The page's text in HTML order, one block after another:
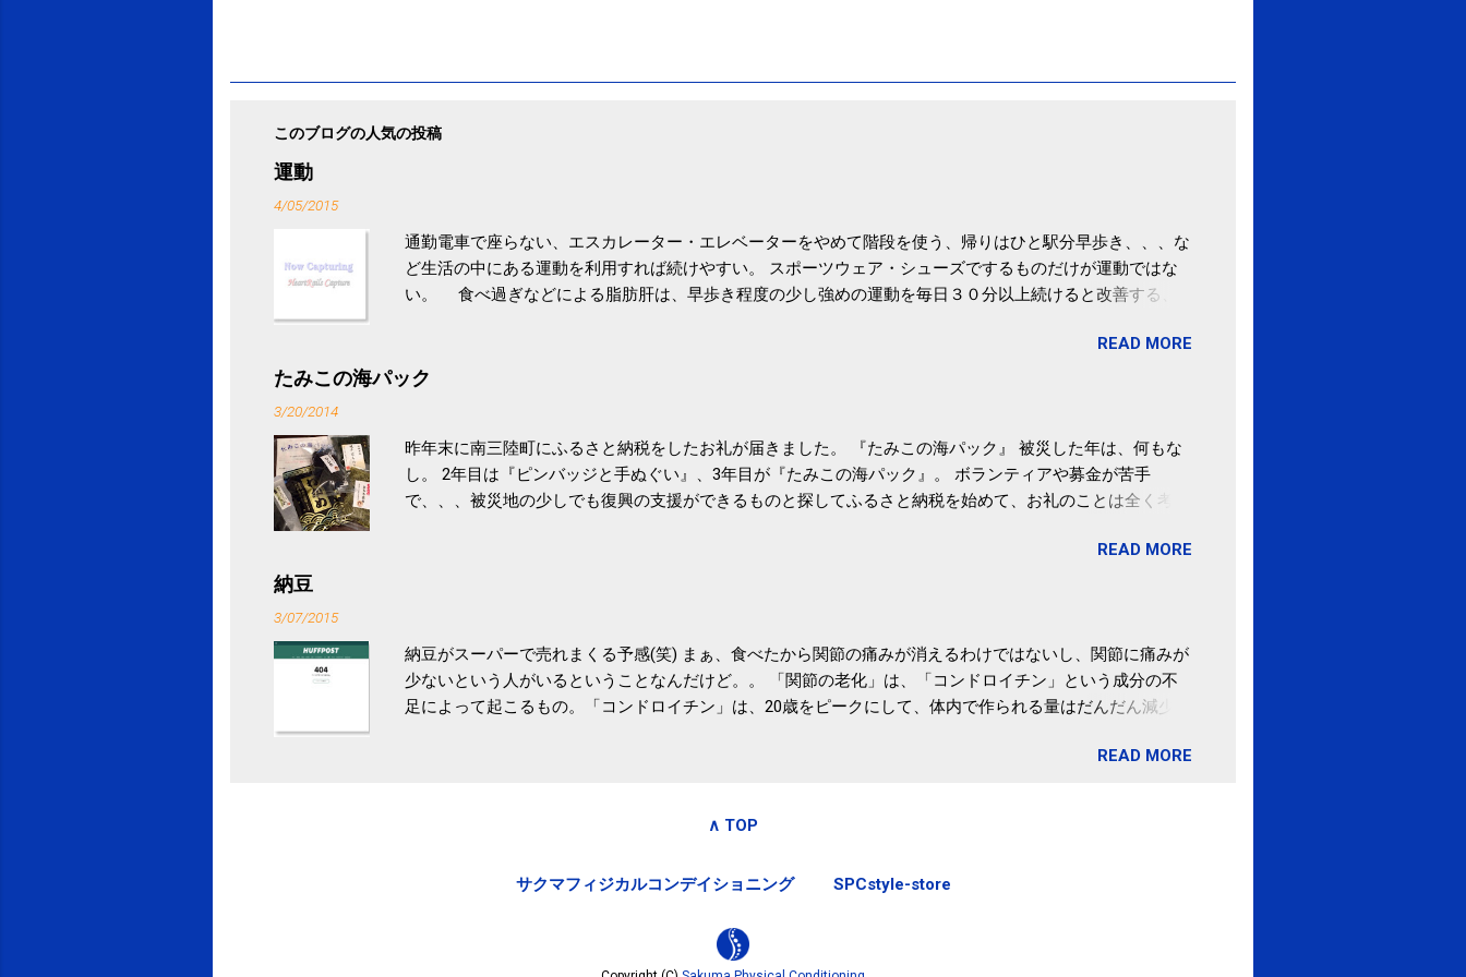
このブログの人気の投稿
運動
4/05/2015
通勤電車で座らない、エスカレーター・エレベーターをやめて階段を使う、帰りはひと駅分早歩き、、、な
ど生活の中にある運動を利用すれば続けやすい。 スポーツウェア・シューズでするものだけが運動ではな
い。 食べ過ぎなどによる脂肪肝は、早歩き程度の少し強めの運動を毎日３０分以上続けると改善する、
ル性脂肪性肝疾患。体重は減らなくても効果があるという。 正田教授は「汗ばむ程度の運動を毎日３０分
続けることが有用」としている。 脂肪肝、毎日３０分の早歩きで改善 筑波大「減量しなくても効果」 -
READ MORE
たみこの海パック
3/20/2014
昨年末に南三陸町にふるさと納税をしたお礼が届きました。 『たみこの海パック』 被災した年は、何もな
し。 2年目は『ピンバッジと手ぬぐい』、3年目が『たみこの海パック』。 ボランティアや募金が苦手
で、、、被災地の少しでも復興の支援ができるものと探してふるさと納税を始めて、お礼のことは全く考え
税になるということもあって始めたのですが、節税になるほど稼げていないのでこちらの目的は......。 総務
READ MORE
納豆
3/07/2015
納豆がスーパーで売れまくる予感(笑) まぁ、食べたから関節の痛みが消えるわけではないし、関節に痛みが
少ないという人がいるということなんだけど。。 「関節の老化」は、「コンドロイチン」という成分の不
足によって起こるもの。「コンドロイチン」は、20歳をピークにして、体内で作られる量はだんだん減少し
いためには、食生活で「コンドロイチン」を補うことが大切。そして「コンドロイチン」という成分は、納
豆」！ 1日1パックでコンドロイチン補給 | セルフドクターニュース 賞味期限は気にしたことがなかった。
味しい食べかた」は、 ・賞味期限ギリギリで食べる。 ・白い泡が全体に行き渡る程度かき混ぜる。 ・タレ
目安が30回～40回程度。 またタレ・薬味は納豆をかき混ぜたあとに入れたほうが、納豆のふわふわ感がよ
り一層引き立つそうです。 関節の痛み・体のゆがみ予防には「納豆」！ 1日1パックでコンドロイチン補
READ MORE
∧ TOP
サクマフィジカルコンデイショニング SPCstyle-store